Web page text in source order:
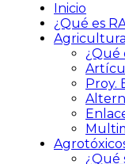
Inicio
¿Qué es
¿Qué
Proy.
¿Qué